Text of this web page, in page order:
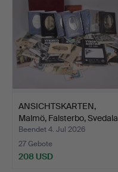
ANSICHTSKARTEN,
Malmö, Falsterbo, Svedala
…
Beendet 4. Jul 2026
27 Gebote
208 USD